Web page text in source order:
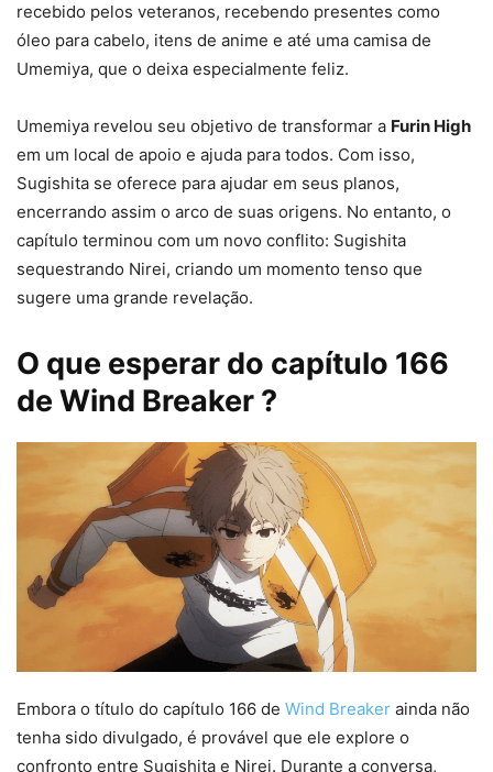
recebido pelos veteranos, recebendo presentes como
óleo para cabelo, itens de anime e até uma camisa de
Umemiya, que o deixa especialmente feliz.
Umemiya revelou seu objetivo de transformar a Furin High
em um local de apoio e ajuda para todos. Com isso,
Sugishita se oferece para ajudar em seus planos,
encerrando assim o arco de suas origens. No entanto, o
capítulo terminou com um novo conflito: Sugishita
sequestrando Nirei, criando um momento tenso que
sugere uma grande revelação.
O que esperar do capítulo 166
de Wind Breaker ?
Embora o título do capítulo 166 de Wind Breaker ainda não
tenha sido divulgado, é provável que ele explore o
confronto entre Sugishita e Nirei. Durante a conversa,